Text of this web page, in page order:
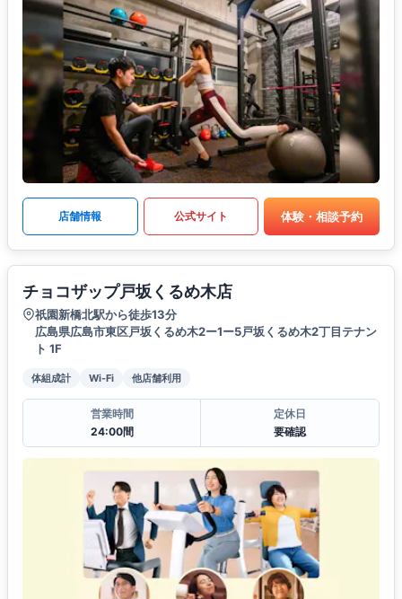
店舗情報 公式サイト 体験・相談予約
チョコザップ戸坂くるめ木店
祇園新橋北駅から徒歩13分
広島県広島市東区戸坂くるめ木2ー1ー5戸坂くるめ木2丁目テナン
ト 1F
体組成計 Wi-Fi 他店舗利用
営業時間
24:00間
定休日
要確認